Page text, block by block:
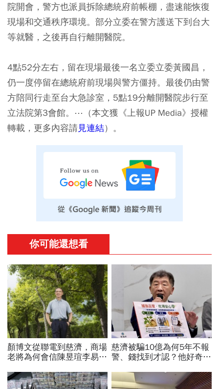
院開會，警方也派員拆除總統府前帳棚，盡速能恢復
現場和交通秩序環境。部分立委在警方護送下到台大
等就醫，之後再自行離開醫院。
4點52分左右，留在現場最後一名立委立委黃國昌，
仍一度停留在總統府前現場與警方僵持。最後仍由警
方陪同行走至台大急診室，5點19分離開醫院步行至
立法院第3會館。⋯（本文獲《上報UP Media》授權
轉載，更多內容請見連結）。